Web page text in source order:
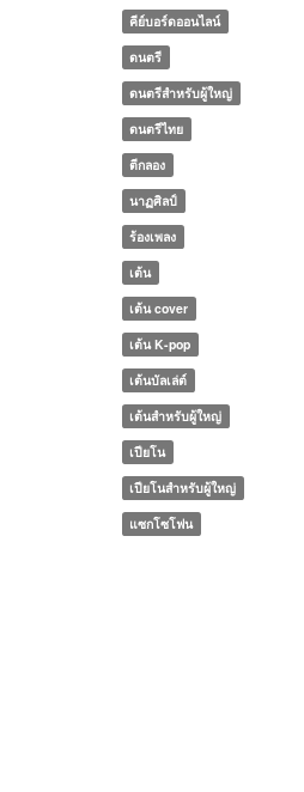
คีย์บอร์ดออนไลน์
ดนตรี
ดนตรีสำหรับผู้ใหญ่
ดนตรีไทย
ตีกลอง
นาฏศิลป์
ร้องเพลง
เต้น
เต้น cover
เต้น K-pop
เต้นบัลเล่ต์
เต้นสำหรับผู้ใหญ่
เปียโน
เปียโนสำหรับผู้ใหญ่
แซกโซโฟน